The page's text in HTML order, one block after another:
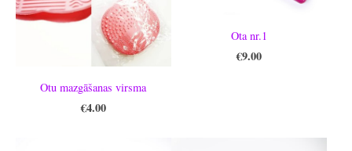
Otu mazgāšanas virsma
€4.00
Ota nr.1
€9.00